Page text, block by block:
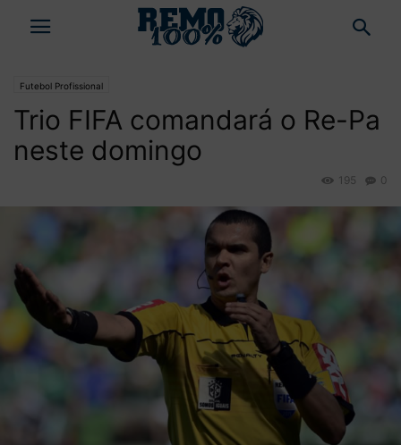
Futebol Profissional
Trio FIFA comandará o Re-Pa
neste domingo
0
195